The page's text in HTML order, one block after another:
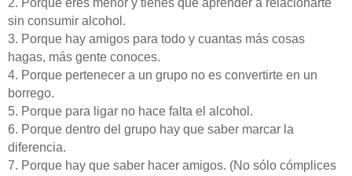
2. Porque eres menor y tienes que aprender a relacionarte
sin consumir alcohol.
3. Porque hay amigos para todo y cuantas más cosas
hagas, más gente conoces.
4. Porque pertenecer a un grupo no es convertirte en un
borrego.
5. Porque para ligar no hace falta el alcohol.
6. Porque dentro del grupo hay que saber marcar la
diferencia.
7. Porque hay que saber hacer amigos. (No sólo cómplices